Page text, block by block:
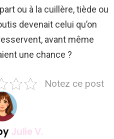
ou à la cuillère, tiède ou
devenait celui qu’on
avant même
une chance ?
Notez ce post
Julie V.